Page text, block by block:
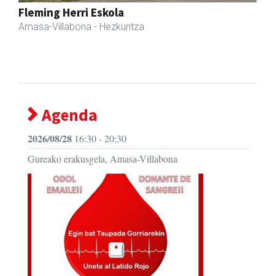
Erniobea BHI
Amasa-Villabona
Agenda
2026/08/28 16:30 - 20:30
Gureako erakusgela, Amasa-Villabona